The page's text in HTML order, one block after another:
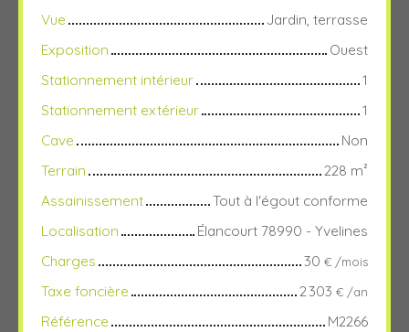
Vue
Jardin, terrasse
Exposition
Ouest
Stationnement intérieur
1
Stationnement extérieur
1
Cave
Non
Terrain
228 m²
Assainissement
Tout à l'égout conforme
Localisation
Élancourt 78990 - Yvelines
Charges
30 € /mois
Taxe foncière 2 303 € /an
Référence M2266